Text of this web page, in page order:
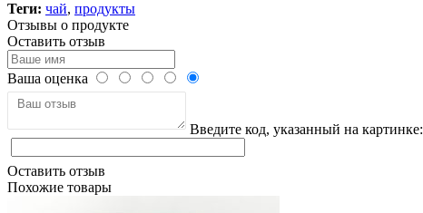
Теги: чай, продукты
Отзывы о продукте
Оставить отзыв
Ваша оценка
Введите код, указанный на картинке:
Оставить отзыв
Похожие товары